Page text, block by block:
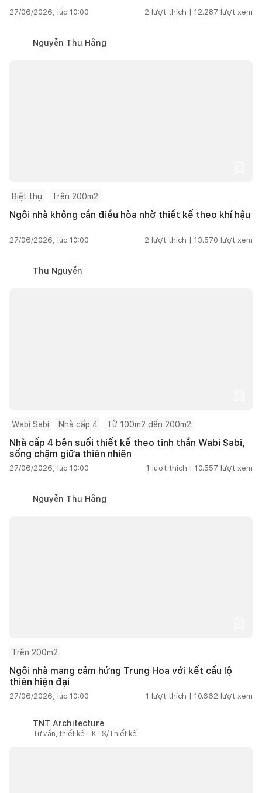
27/06/2026, lúc 10:00 2 lượt thích | 12.287 lượt xem
Nguyễn Thu Hằng
Biệt thự Trên 200m2
Ngôi nhà không cần điều hòa nhờ thiết kế theo khí hậu
27/06/2026, lúc 10:00 2 lượt thích | 13.570 lượt xem
Thu Nguyễn
Wabi Sabi Nhà cấp 4 Từ 100m2 đến 200m2
Nhà cấp 4 bên suối thiết kế theo tinh thần Wabi Sabi,
sống chậm giữa thiên nhiên
27/06/2026, lúc 10:00 1 lượt thích | 10.557 lượt xem
Nguyễn Thu Hằng
Trên 200m2
Ngôi nhà mang cảm hứng Trung Hoa với kết cấu lộ
thiên hiện đại
27/06/2026, lúc 10:00 1 lượt thích | 10.662 lượt xem
TNT Architecture
Tư vấn, thiết kế - KTS/Thiết kế